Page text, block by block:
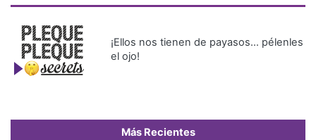
¡Ellos nos tienen de payasos… pélenles
el ojo!
Más Recientes